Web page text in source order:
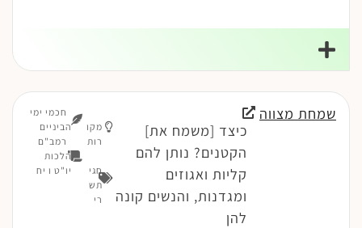
שמחת מצווה
כיצד [משמח את]
הקטנים? נותן להם
קליות ואגוזים
ומגדנות, והנשים קונה
להן
מקו
רות
חגי
תש
רי
חכמי ימי
הביניים
רמב"ם
הלכות
יו"ט ו יח